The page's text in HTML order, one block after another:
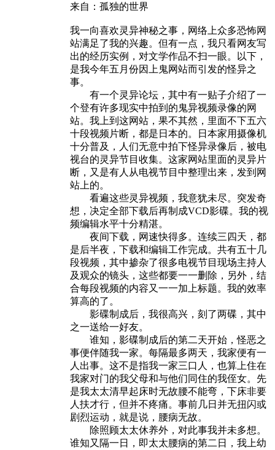
来自：孤独的世界
我一向喜欢灵异神秘之事，网络上众多恐怖网
站满足了我的兴趣。但有一点，我只看网友写
出的经历实例，对文学作品不扫一眼。以下，
是我今年五月份因上鬼网站而引发的怪异之
事。
有一个灵异论坛，其中有一贴子介绍了一
个登有许多现实中拍到的鬼异视频录像的网
站。我上到这网站，果不其然，里面不下五六
十段视频片断，都是日本的。日本家用摄像机
十分普及，人们无意中拍下怪异录像后，被电
视台的灵异节目收集。这家网站里面的灵异片
断，又是有人从电视节目中整理出来，发到网
站上的。
看遍这些灵异视频，我意犹未尽。突发奇
想，决定全部下载后再制成VCD影碟。我的视
频编辑水平十分精湛。
夜间下载，网速快得多。连续三四天，都
是后半夜，下载和编辑工作完成。共有五十几
段视频，其中掺杂了很多电视节目现场主持人
及观众的镜头，这些都要一一删除，另外，结
合每段视频的内容又一一加上标题。我的效率
算高的了。
影碟制成后，我很高兴，刻了两碟，其中
之一送给一好友。
谁知，影碟制成后的第二天开始，怪恶之
事便伴随我一家。每隔最多两天，我家便有一
人出事。这不是指我一家三口人，也算上住在
我家对门的我父母和与他们同住的我侄女。先
是我太太清早起床时无故腰不能弯，下床非要
人扶才行，但并不疼痛。事前几日并无扭闪或
剧烈运动，就是说，腰病无故。
除照顾太太休养外，对此事我并未多想。
谁知又隔一日，即太太腰病的第二日，我上幼